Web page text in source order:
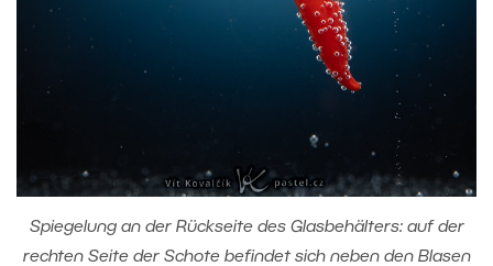
Spiegelung an der Rückseite des Glasbehälters: auf der
rechten Seite der Schote befindet sich neben den Blasen